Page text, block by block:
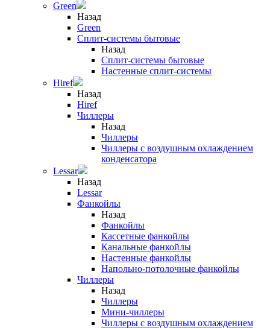
Green
Назад
Green
Сплит-системы бытовые
Назад
Сплит-системы бытовые
Настенные сплит-системы
Hiref
Назад
Hiref
Чиллеры
Назад
Чиллеры
Чиллеры с воздушным охлаждением
конденсатора
Lessar
Назад
Lessar
Фанкойлы
Назад
Фанкойлы
Кассетные фанкойлы
Канальные фанкойлы
Настенные фанкойлы
Напольно-потолочные фанкойлы
Чиллеры
Назад
Чиллеры
Мини-чиллеры
Чиллеры с воздушным охлаждением